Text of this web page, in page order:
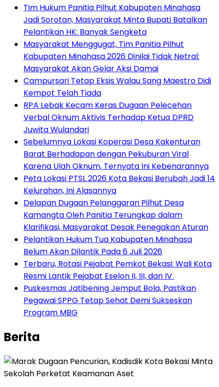
Tim Hukum Panitia Pilhut Kabupaten Minahasa
Jadi Sorotan, Masyarakat Minta Bupati Batalkan
Pelantikan HK: Banyak Sengketa
Masyarakat Menggugat, Tim Panitia Pilhut
Kabupaten Minahasa 2026 Dinilai Tidak Netral:
Masyarakat Akan Gelar Aksi Damai
Campursari Tetap Eksis Walau Sang Maestro Didi
Kempot Telah Tiada
RPA Lebak Kecam Keras Dugaan Pelecehan
Verbal Oknum Aktivis Terhadap Ketua DPRD
Juwita Wulandari
Sebelumnya Lokasi Koperasi Desa Kakenturan
Barat Berhadapan dengan Pekuburan Viral
Karena Ulah Oknum, Ternyata Ini Kebenarannya
Peta Lokasi PTSL 2026 Kota Bekasi Berubah Jadi 14
Kelurahan, Ini Alasannya
Delapan Dugaan Pelanggaran Pilhut Desa
Kamangta Oleh Panitia Terungkap dalam
Klarifikasi, Masyarakat Desak Penegakan Aturan
Pelantikan Hukum Tua Kabupaten Minahasa
Belum Akan Dilantik Pada 6 Juli 2026
‎Terbaru, Rotasi Pejabat Pemkot Bekasi: Wali Kota
Resmi Lantik Pejabat Eselon II, III, dan IV ‎
Puskesmas Jatibening Jemput Bola, Pastikan
Pegawai SPPG Tetap Sehat Demi Sukseskan
Program MBG
Berita